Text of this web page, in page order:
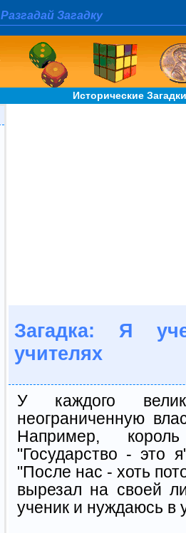
Разгадай Загадку
Исторические
Загадка: Я
учителях
У каждого
неограниченную
Например,
"Государство - это
"После нас - хоть
вырезал на своей
ученик и нуждаюсь в